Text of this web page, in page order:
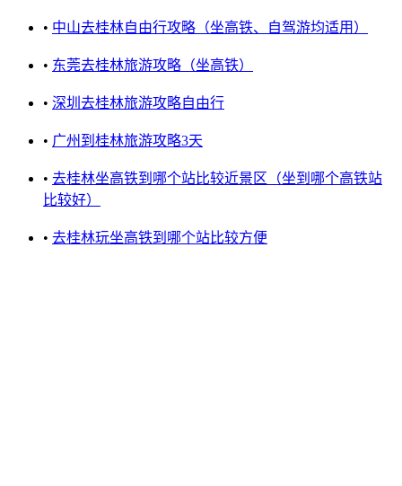
• 中山去桂林自由行攻略（坐高铁、自驾游均适用）
• 东莞去桂林旅游攻略（坐高铁）
• 深圳去桂林旅游攻略自由行
• 广州到桂林旅游攻略3天
• 去桂林坐高铁到哪个站比较近景区（坐到哪个高铁站
比较好）
• 去桂林玩坐高铁到哪个站比较方便